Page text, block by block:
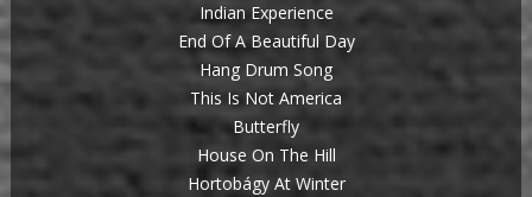
Indian Experience
End Of A Beautiful Day
Hang Drum Song
This Is Not America
Butterfly
House On The Hill
Hortobágy At Winter